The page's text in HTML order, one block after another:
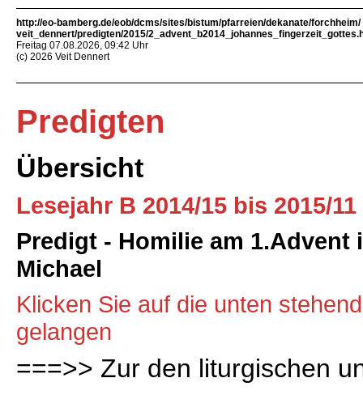
http://eo-bamberg.de/eob/dcms/sites/bistum/pfarreien/dekanate/forchheim/
veit_dennert/predigten/2015/
Freitag 07.08.2026, 09:42 Uhr
(c) 2026 Veit Dennert
Predigten
Übersicht
Lesejahr B 2014/15 bis 2015/11
Predigt - Homilie am
Michael
Klicken Sie auf die unten
gelangen
===>> Zur den liturgischen